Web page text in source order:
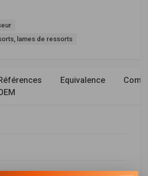
lames de ressorts
Références
Equivalence